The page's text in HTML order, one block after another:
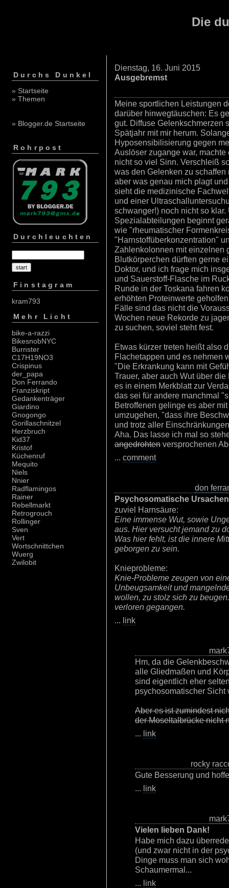
Die
Durchs Dunkel
» Startseite
» Themen
» Blogger.de Startseite
Rohrpost
Durchleuchten
Finstagram
kram793
Mehr Licht
bike-a-razzi
BikesnobNYC
Burnster
C17H19NO3
Crispinus
der_papa
Don Ferrando
Franziskript
Gedankenträger
Giardino
Gnogongo
Gorillaschnitzel
Herzbruch
Kid37
Kristof
Küchenruf
Mequito
Niels
Nnier
Radflamingos
Rainer
Rebellmarkt
Retrogrouch
Rollinger
Sven
Vert
Wortschnittchen
Wuerg
Zwilobit
Dienstag, 16. Juni 2015
Ausgebremst
Meine sportlichen Leistungen
darüber hinwegtäuschen: Es
gut. Diffuse Gelenkschmerzen
Spätjahr mit mir herum.
Hyposensibilisierung gegen
Auslöser zugange war,
nicht so viel Sinn. Verschleiß
was den Gelenken zu
aber was genau mich plagt
sieht die medizinische
und einer
schwanger!) noch nicht so
Spezialabteilungen beginnt
wie "rheumatischer
"Harnstoffüberkonzentration"
Zahlenkolonnen mit einzelnen
Blutkörperchen dürften gerne
Doktor, und ich frage mich
und Sauerstoff-Flasche im
Runde in der Toskana fahren
erhöhten Proteinwerte
Fälle sind das nicht die
Wochen neue Rekorde zu
zu suchen, soviel steht fest.
Etwas kürzer treten heißt also
Flachetappen und es nehmen
"Die Erkrankung kann mit
Trauer, aber auch Wut über
es in einem Merkblatt zur
das sei für andere manchmal
Betroffenen gelinge es aber
umzugehen, "dass ihre
und trotz aller
Aha. Das lasse ich mal so
angedrohten versprochenen
... comment
don
Psychosomatische Ursachen
zuviel Harnsäure:
Eine immense Wut, sowie
aus. Hier versucht jemand zu
Was hier fehlt, ist die innere
geborgen zu sein.
Knieprobleme:
Knie-Probleme zeugen von
Unbeugsamkeit und
wollen, zu stolz sich zu
verloren gegangen.
... link
Hm, da die
alle Gliedmaßen und
sind eigentlich eher
psychosomatischer
Aber es ist zumindest
der Moseltalbrücke nicht
... link
rocky
Gute Besserung und
... link
Vielen lieben Dank!
Habe mich dazu
(und zwar nicht in der
Dinge muss man sich
Schaumermal...
... link